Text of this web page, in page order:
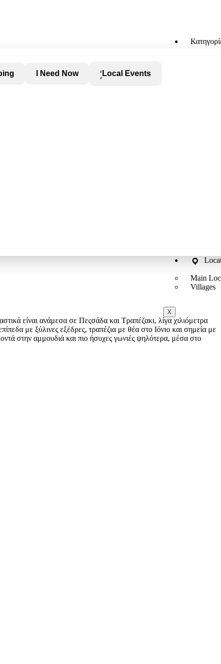
I Need Now Local Events
Main
Villages
X
είναι ανάμεσα σε Πεςσάδα και Τραπέζακι, λίγα χιλιόμετρα
με ξύλινες εξέδρες, τραπέζια με θέα στο Ιόνιο και σημεία με
στην αμμουδιά και πιο ήσυχες γωνιές ψηλότερα, μέσα στο